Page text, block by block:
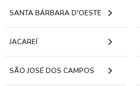
SANTA BÁRBARA D'OESTE
JACAREÍ
SÃO JOSÉ DOS CAMPOS